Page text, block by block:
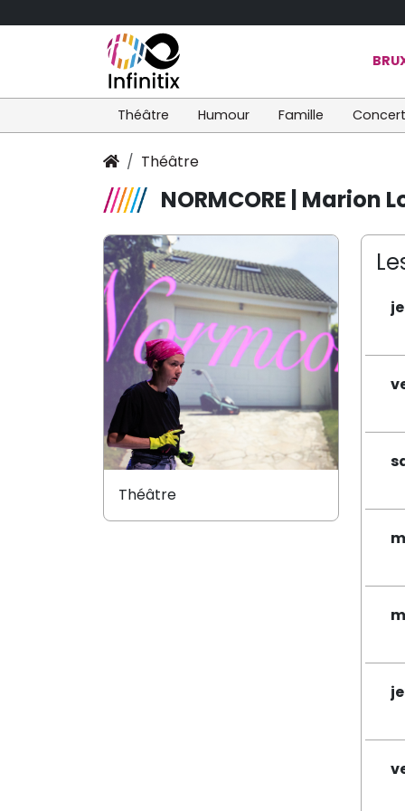
Théâtre Humour Famille Concert
Théâtre
NORMCORE | Marion
Théâtre